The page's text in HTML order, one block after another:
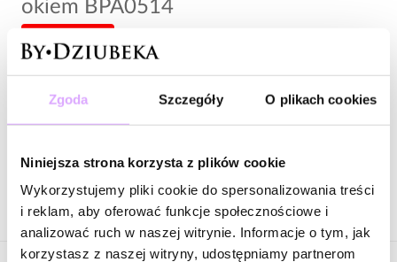
Zgoda Szczegóły O plikach cookies
Niniejsza strona korzysta z plików cookie
Wykorzystujemy pliki cookie do spersonalizowania treści
i reklam, aby oferować funkcje społecznościowe i
analizować ruch w naszej witrynie. Informacje o tym, jak
korzystasz z naszej witryny, udostępniamy partnerom
okiem BPA0514
69,00 zł
Wysyłka do 2 dni roboczych
Opis produktu
Surowiec: stal szlachetna.